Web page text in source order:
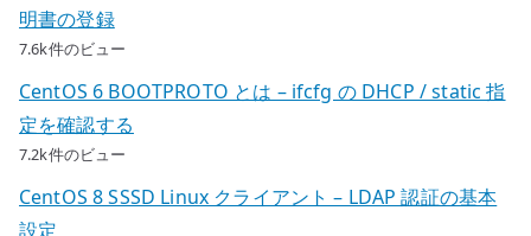
明書の登録
7.6k件のビュー
CentOS 6 BOOTPROTO とは – ifcfg の DHCP / static 指
定を確認する
7.2k件のビュー
CentOS 8 SSSD Linux クライアント – LDAP 認証の基本
設定